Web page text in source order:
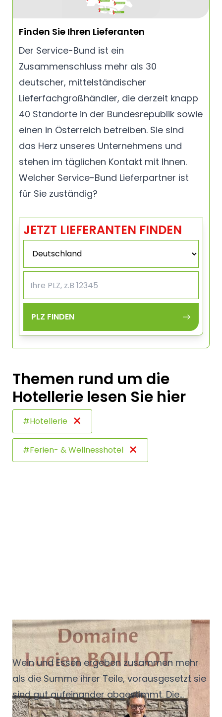
Finden Sie Ihren Lieferanten
Der Service-Bund ist ein
Zusammenschluss mehr als 30
deutscher, mittelständischer
Lieferfachgroßhändler, die derzeit knapp
40 Standorte in der Bundesrepublik sowie
einen in Österreich betreiben. Sie sind
das Herz unseres Unternehmens und
stehen im täglichen Kontakt mit Ihnen.
Welcher Service-Bund Lieferpartner ist
für Sie zuständig?
JETZT LIEFERANTEN FINDEN
PLZ FINDEN
Themen rund um die
Hotellerie lesen Sie hier
#Hotellerie ×
#Ferien- & Wellnesshotel ×
Kleine Regeln, großer
Geschmack
Wein und Essen ergeben zusammen mehr
als die Summe ihrer Teile, vorausgesetzt sie
sind gut aufeinander abgestimmt. Die
richtige Kombination hebt Aromen hervor,